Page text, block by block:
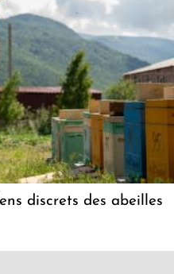
discrets des abeilles